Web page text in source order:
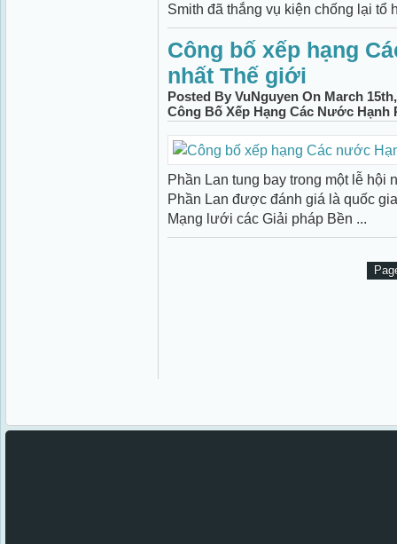
Smith đã thắng vụ kiện chống lại tổ
Công bố xếp hạng
nhất Thế giới
Posted By VuNguyen On March
Công Bố Xếp Hạng Các Nước Hạnh
Phần Lan tung bay trong một lễ hội
Phần Lan được đánh giá là quốc
Mạng lưới các Giải pháp Bền ...